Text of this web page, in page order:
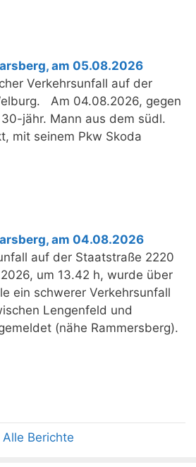
am 05.08.2026
Verkehrsunfall auf der
Am 04.08.2026, gegen
jähr. Mann aus dem südl.
mit seinem Pkw Skoda
am 04.08.2026
auf der Staatstraße 2220
um 13.42 h, wurde über
ein schwerer Verkehrsunfall
Lengenfeld und
(nähe Rammersberg).
Alle Berichte